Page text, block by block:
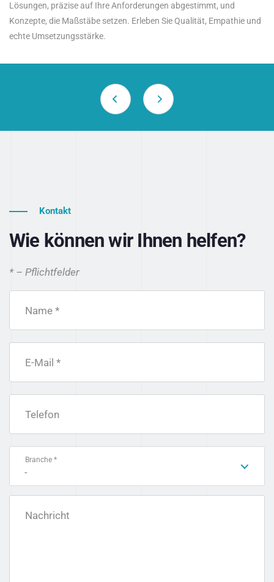
Lösungen, präzise auf Ihre Anforderungen abgestimmt, und
Konzepte, die Maßstäbe setzen. Erleben Sie Qualität, Empathie und
echte Umsetzungsstärke.
Kontakt
Wie können wir Ihnen helfen?
* – Pflichtfelder
Name *
E-Mail *
Telefon
Branche *
-
Nachricht